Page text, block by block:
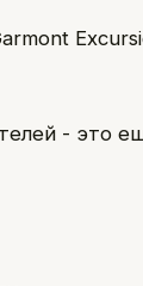
- это